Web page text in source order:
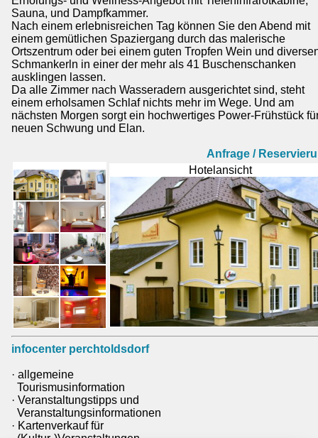
Sauna, und Dampfkammer.
Nach einem erlebnisreichen Tag können Sie den Abend mit
einem gemütlichen Spaziergang durch das malerische
Ortszentrum oder bei einem guten Tropfen Wein und
Schmankerln in einer der mehr als 41 Buschenschanken
ausklingen lassen.
Da alle Zimmer nach Wasseradern ausgerichtet sind, steht
einem erholsamen Schlaf nichts mehr im Wege. Und am
nächsten Morgen sorgt ein hochwertiges Power-Frühstück
neuen Schwung und Elan.
Anfrage /
Hotelansicht
infocenter perchtoldsdorf
· allgemeine
Tourismusinformation
· Veranstaltungstipps und
Veranstaltungsinformationen
· Kartenverkauf für